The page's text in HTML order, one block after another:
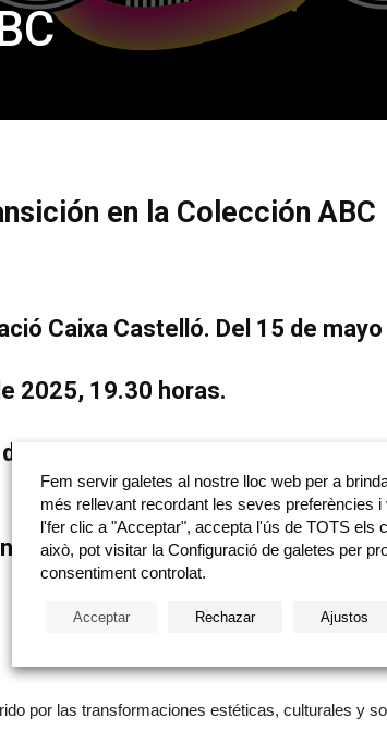
en la Colección ABC
Caixa Castelló. Del 15 de
2025, 19.30 horas.
17.30 a 20.30 horas, y
de Castellón
por las transformaciones estéticas, culturales y
Fem servir galetes al nostre lloc web per a
més rellevant recordant les seves preferències i
l'fer clic a "Acceptar", accepta l'ús de TOTS els
això, pot visitar la Configuració de galetes per
consentiment controlat.
Acceptar Rechazar Ajustos